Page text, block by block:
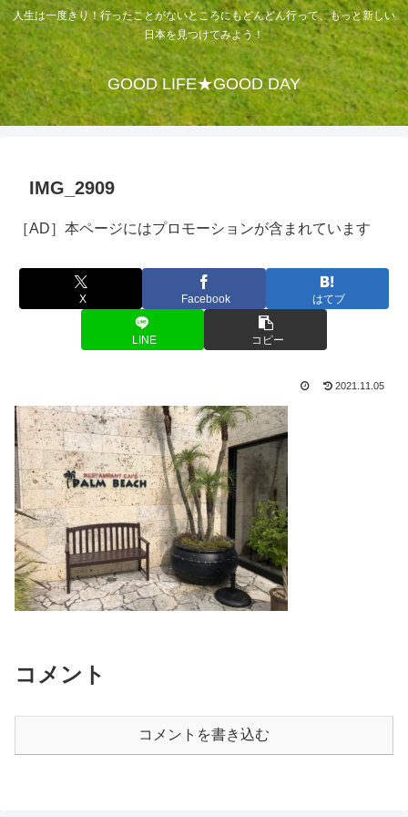
人生は一度きり！行ったことがないところにもどんどん行って、もっと新しい
日本を見つけてみよう！
GOOD LIFE★GOOD DAY
IMG_2909
［AD］本ページにはプロモーションが含まれています
X Facebook はてブ
LINE コピー
2021.11.05
コメント
コメントを書き込む